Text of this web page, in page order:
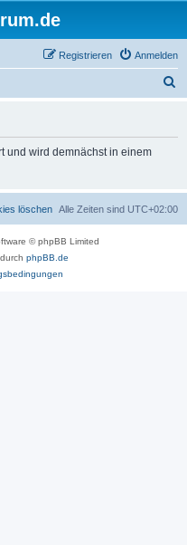
Anmelden
Registrieren
und wird demnächst in einem
Alle Zeiten sind UTC+02:00
löschen
© phpBB Limited
phpBB.de